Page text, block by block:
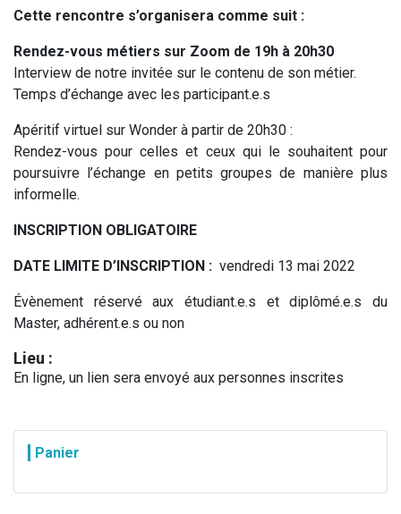
Cette rencontre s’organisera comme suit :
Rendez-vous métiers sur Zoom de 19h à 20h30
Interview de notre invitée sur le contenu de son métier.
Temps d’échange avec les participant.e.s
Apéritif virtuel sur Wonder à partir de 20h30 :
Rendez-vous pour celles et ceux qui le souhaitent pour
poursuivre l’échange en petits groupes de manière plus
informelle.
INSCRIPTION OBLIGATOIRE
DATE LIMITE D’INSCRIPTION : vendredi 13 mai 2022
Évènement réservé aux étudiant.e.s et diplômé.e.s du
Master, adhérent.e.s ou non
Lieu :
En ligne, un lien sera envoyé aux personnes inscrites
Panier